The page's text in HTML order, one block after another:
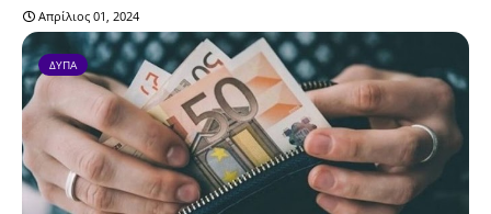
Απρίλιος 01, 2024
ΔΥΠΑ